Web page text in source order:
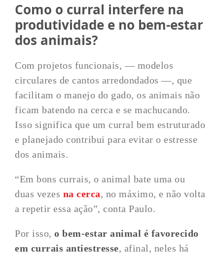
Como o curral interfere na
produtividade e no bem-estar
dos animais?
Com projetos funcionais, — modelos
circulares de cantos arredondados —, que
facilitam o manejo do gado, os animais não
ficam batendo na cerca e se machucando.
Isso significa que um curral bem estruturado
e planejado contribui para evitar o estresse
dos animais.
“Em bons currais, o animal bate uma ou
duas vezes na cerca, no máximo, e não volta
a repetir essa ação”, conta Paulo.
Por isso,o bem-estar animal é favorecido
em currais antiestresse, afinal, neles há